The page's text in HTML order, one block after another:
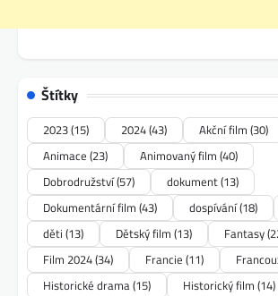
Štítky
2023(15) 2024(43) Akční film (30)
Animace (23) Animovaný film (40)
Dobrodružství(57) dokument(13)
Dokumentární film (43) dospívání(18)
děti (13) Dětský film (13) Fantasy
Film 2024(34) Francie (11)
Historické drama(15) Historický film (14)